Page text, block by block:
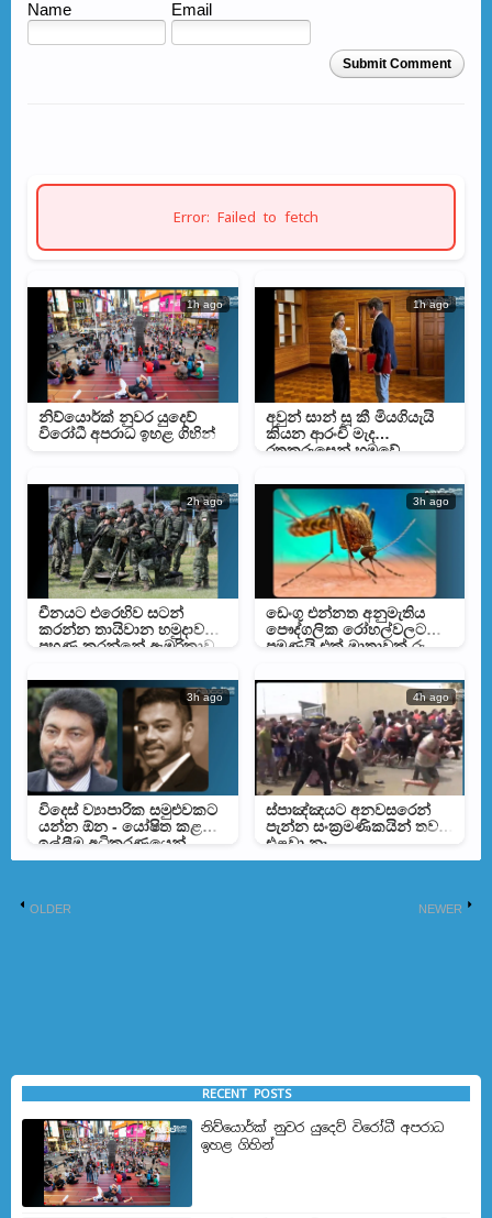
Name Email
Submit Comment
Error: Failed to fetch
1h ago
නිව්යොර්ක් නුවර යුදෙව්
විරෝධී අපරාධ ඉහළ ගිහින්
1h ago
අවුන් සාන් සූ කී මියගියැයි
කියන ආරංචි මැද
රතුකුරුසෙන් හමුවේ
2h ago
චීනයට එරෙහිව සටන්
කරන්න තායිවාන හමුදාව
පුහුණු කරන්නේ ඇමරිකාව
3h ago
ඩෙංගු එන්නත අනුමැතිය
පෞද්ගලික රෝහල්වලට
පමණයි එක් මාත්‍රාවක් රු.
3h ago
විදෙස් ව්‍යාපාරික සමුළුවකට
යන්න ඕන - යෝෂිත කළ
ඉල්ලීම අධිකරණයෙන්
ඉවතට
4h ago
ස්පාඤ්ඤයට අනවසරෙන්
පැන්න සංක්‍රමණිකයින් තවම
එළවා නෑ
NEWER
OLDER
RECENT POSTS
නිව්යොර්ක් නුවර යුදෙව් විරෝධී අපරාධ
ඉහළ ගිහින්